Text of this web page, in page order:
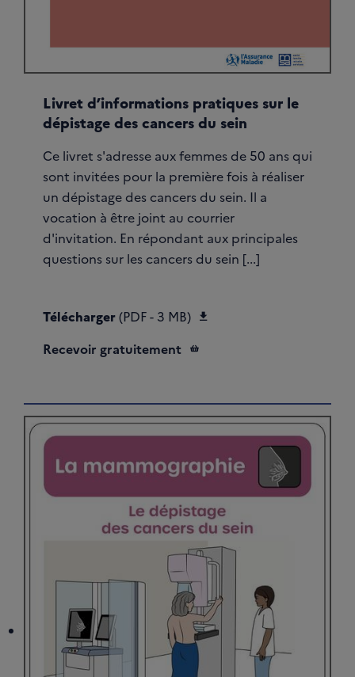
Livret d’informations pratiques sur le
dépistage des cancers du sein
Ce livret s'adresse aux femmes de 50 ans qui
sont invitées pour la première fois à réaliser
un dépistage des cancers du sein. Il a
vocation à être joint au courrier
d'invitation. En répondant aux principales
questions sur les cancers du sein [...]
Télécharger(PDF - 3 MB)
Recevoir gratuitement